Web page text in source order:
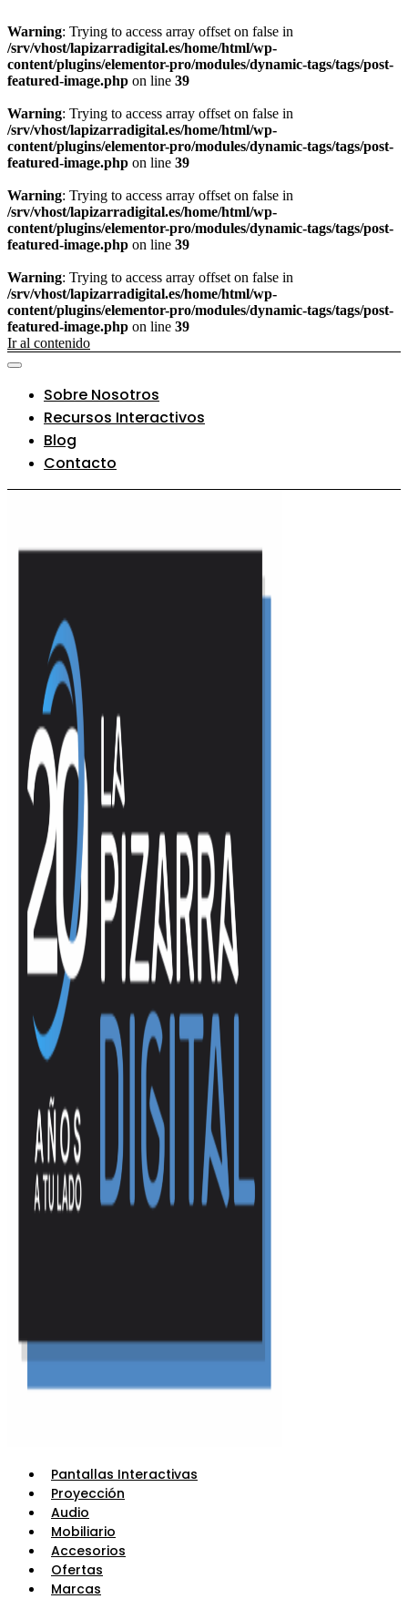
Warning: Trying to access array offset on false in
/srv/vhost/lapizarradigital.es/home/html/wp-
content/plugins/elementor-pro/modules/dynamic-tags/tags/post-
featured-image.php on line 39
Warning: Trying to access array offset on false in
/srv/vhost/lapizarradigital.es/home/html/wp-
content/plugins/elementor-pro/modules/dynamic-tags/tags/post-
featured-image.php on line 39
Warning: Trying to access array offset on false in
/srv/vhost/lapizarradigital.es/home/html/wp-
content/plugins/elementor-pro/modules/dynamic-tags/tags/post-
featured-image.php on line 39
Warning: Trying to access array offset on false in
/srv/vhost/lapizarradigital.es/home/html/wp-
content/plugins/elementor-pro/modules/dynamic-tags/tags/post-
featured-image.php on line 39
Ir al contenido
Sobre Nosotros
Recursos Interactivos
Blog
Contacto
Pantallas Interactivas
Proyección
Audio
Mobiliario
Accesorios
Ofertas
Marcas